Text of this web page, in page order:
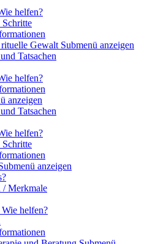
helfen?
Gewalt Submenü anzeigen
Tatsachen
helfen?
anzeigen
Tatsachen
helfen?
anzeigen
/ Merkmale
helfen?